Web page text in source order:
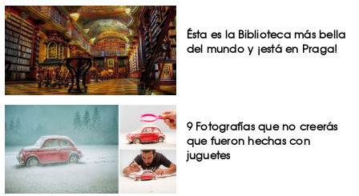
Ésta es la Biblioteca más bella
del mundo y ¡está en Praga!
9 Fotografías que no creerás
que fueron hechas con
juguetes